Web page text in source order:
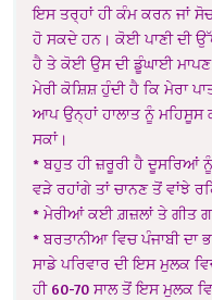
ਇਸ ਤਰ੍ਹਾਂ ਹੀ ਕੰਮ ਕਰਨ ਜਾਂ
ਹੋ ਸਕਦੇ ਹਨ। ਕੋਈ ਪਾਣੀ ਦੀ
ਹੈ ਤੇ ਕੋਈ ਉਸ ਦੀ ਡੂੰਘਾਈ ਮਾਪਣ
ਮੇਰੀ ਕੋਸ਼ਿਸ਼ ਹੁੰਦੀ ਹੈ ਕਿ ਮੇਰਾ
ਆਪ ਉਨ੍ਹਾਂ ਹਾਲਾਤ ਨੂੰ
ਸਕਾਂ।
* ਬਹੁਤ ਹੀ ਜ਼ਰੂਰੀ ਹੈ ਦੂਸਰਿਆਂ
ਵੜੇ ਰਹਾਂਗੇ ਤਾਂ ਚਾਨਣ ਤੋਂ ਵਾਂਝੇ
* ਮੇਰੀਆਂ ਕਈ ਗ਼ਜ਼ਲਾਂ ਤੇ ਗੀਤ
* ਬਰਤਾਨੀਆ ਵਿਚ ਪੰਜਾਬੀ
ਸਾਡੇ ਪਰਿਵਾਰ ਦੀ ਇਸ ਮੁਲਕ
ਹੀ 60-70 ਸਾਲ ਤੋਂ ਇਸ ਮੁਲਕ